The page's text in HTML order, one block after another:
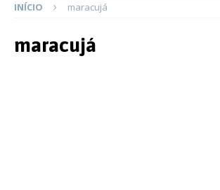
INÍCIO maracujá
maracujá